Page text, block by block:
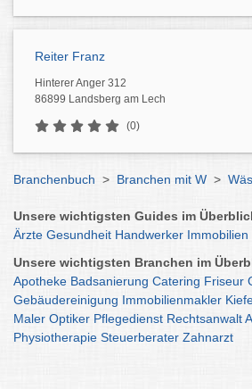
Reiter Franz
Hinterer Anger 312
86899 Landsberg am Lech
(0)
Branchenbuch > Branchen mit W >
Unsere wichtigsten Guides im
Ärzte Gesundheit Handwerker Immobilien
Unsere wichtigsten Branchen im
Apotheke Badsanierung Catering Friseur
Gebäudereinigung Immobilienmakler
Maler Optiker Pflegedienst Rechtsanwalt
Physiotherapie Steuerberater Zahnarzt